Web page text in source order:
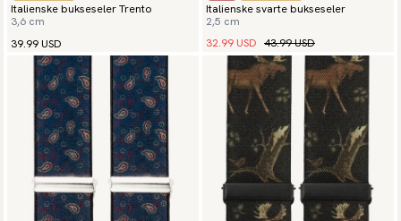
Italienske bukseseler Trento
3,6 cm
39.99 USD
Italienske svarte bukseseler
2,5 cm
32.99 USD 43.99 USD